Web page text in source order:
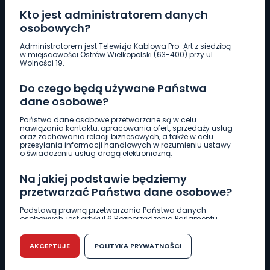
Kto jest administratorem danych
osobowych?
Administratorem jest Telewizja Kablowa Pro-Art z siedzibą
w miejscowości Ostrów Wielkopolski (63-400) przy ul.
Wolności 19.
Do czego będą używane Państwa
dane osobowe?
Państwa dane osobowe przetwarzane są w celu
nawiązania kontaktu, opracowania ofert, sprzedaży usług
oraz zachowania relacji biznesowych, a także w celu
przesyłania informacji handlowych w rozumieniu ustawy
o świadczeniu usług drogą elektroniczną.
Na jakiej podstawie będziemy
przetwarzać Państwa dane osobowe?
Podstawą prawną przetwarzania Państwa danych
osobowych, jest artykuł 6 Rozporządzenia Parlamentu
r. w sprawie ochrony osób fizycznych w związku z
przetwarzaniem danych osobowych w sprawie
swobodnego przepływu takich danych oraz uchylenia
dyrektywy 95/46/WE (RODO).
AKCEPTUJE POLITYKA PRYWATNOŚCI
Pobierz logotyp
661 997 997
REDAKCJA
62 735 22 22redakcja@wlkp24.info
DZIAŁ REKLAMY
62 735 01 85 reklama@wlkp24.info
WIADOMOŚCI
CIEKAWOSTKI